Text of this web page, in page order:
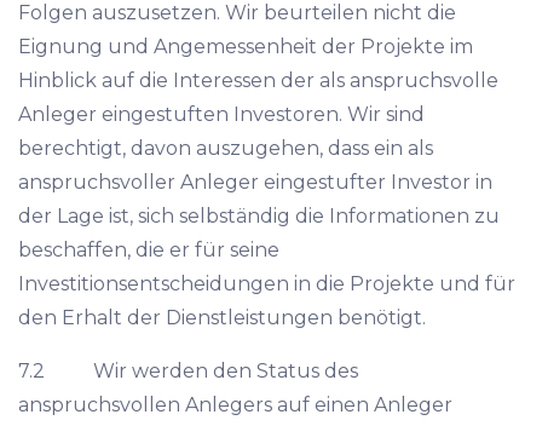
Folgen auszusetzen. Wir beurteilen nicht die
Eignung und Angemessenheit der Projekte im
Hinblick auf die Interessen der als anspruchsvolle
Anleger eingestuften Investoren. Wir sind
berechtigt, davon auszugehen, dass ein als
anspruchsvoller Anleger eingestufter Investor in
der Lage ist, sich selbständig die Informationen zu
beschaffen, die er für seine
Investitionsentscheidungen in die Projekte und für
den Erhalt der Dienstleistungen benötigt.
7.2 Wir werden den Status des
anspruchsvollen Anlegers auf einen Anleger